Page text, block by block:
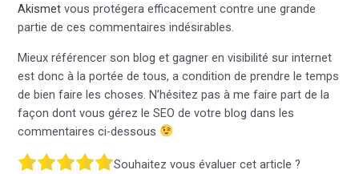
Akismet vous protégera efficacement contre une grande
partie de ces commentaires indésirables.
Mieux référencer son blog et gagner en visibilité sur internet
est donc à la portée de tous, a condition de prendre le temps
de bien faire les choses. N’hésitez pas à me faire part de la
façon dont vous gérez le SEO de votre blog dans les
commentaires ci-dessous
Souhaitez vous évaluer cet article ?